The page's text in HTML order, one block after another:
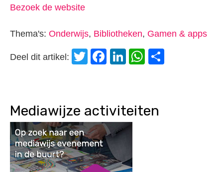
Bezoek de website
Thema's: Onderwijs, Bibliotheken, Gamen & apps
Deel dit artikel: Twitter
Facebook
LinkedIn
WhatsApp
Mediawijze activiteiten